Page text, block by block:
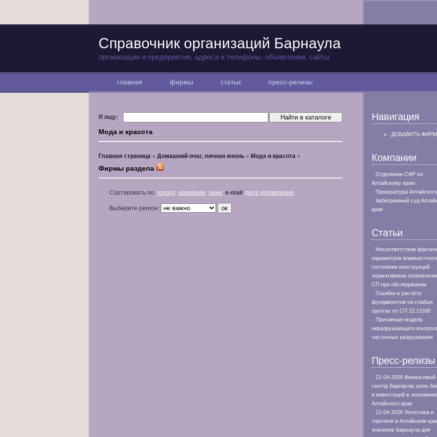
Справочник организаций Барнаула
организации и предприятия, адреса и телефоны, объявления, сайты
главная фирмы статьи пресс-релизы
Я ищу:
Мода и красота
Главная страница Домашний очаг, личная жизнь Мода и красота
Фирмы раздела
Сортировать по: городу названию цене e-mail дате добавления
Выберите регион:
Навигация
ДОБАВИТЬ
Компании
Отделение СФР по
Алтайскому краю
Прокуратура
Арбитражный суд
края
Статьи
Несоответствие
параметров влажностного
состояния конструкций
нормативным
СП при обследовании
Ошибки в расчёте
фундаментов на слабых
грунтах по СП 22.13330
Причинная модель
неразрушающего
частичных разрушениях
Пресс-релизы
21-04-2026 Финансовый
сектор Барнаула: роль
и инвестиций в экономике
Алтайского края
21-04-2026 Логистика и
торговля в Алтайском
значение Барнаула для